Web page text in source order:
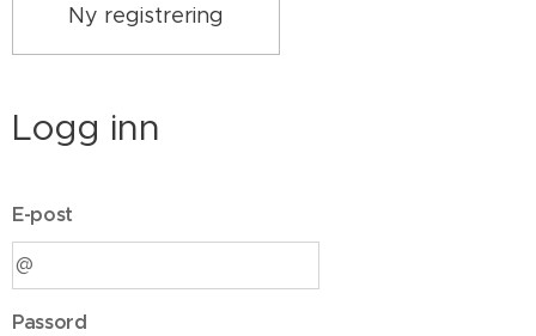
Ny registrering
Logg inn
E-post
Passord